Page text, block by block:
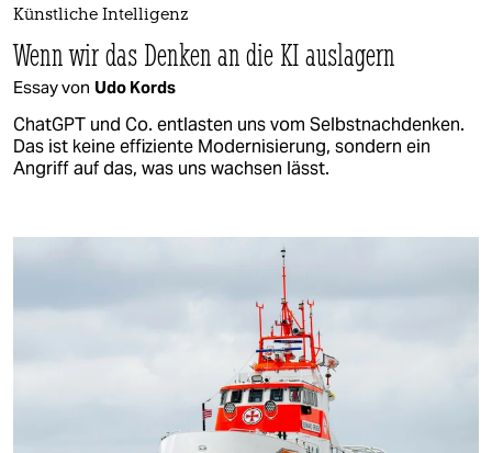
Künstliche Intelligenz
Wenn wir das Denken an die KI auslagern
Essay von Udo Kords
ChatGPT und Co. entlasten uns vom Selbstnachdenken.
Das ist keine effiziente Moder­ni­sie­rung, son­dern ein
Angriff auf das, was uns wachsen lässt.